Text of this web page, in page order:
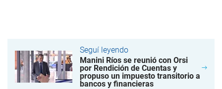
Seguí leyendo
Manini Ríos se reunió con Orsi
por Rendición de Cuentas y
propuso un impuesto transitorio a
bancos y financieras